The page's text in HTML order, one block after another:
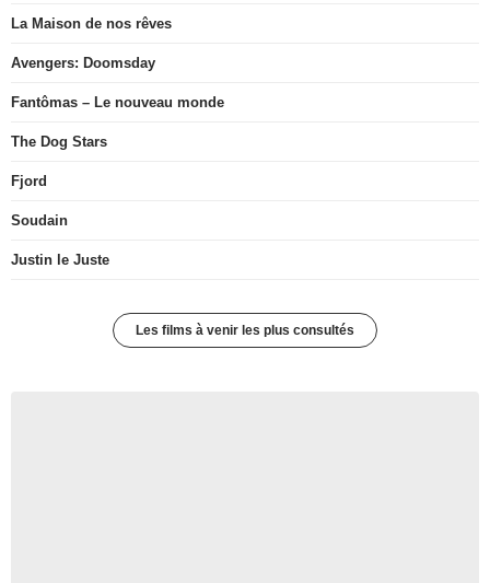
La Maison de nos rêves
Avengers: Doomsday
Fantômas – Le nouveau monde
The Dog Stars
Fjord
Soudain
Justin le Juste
Les films à venir les plus consultés